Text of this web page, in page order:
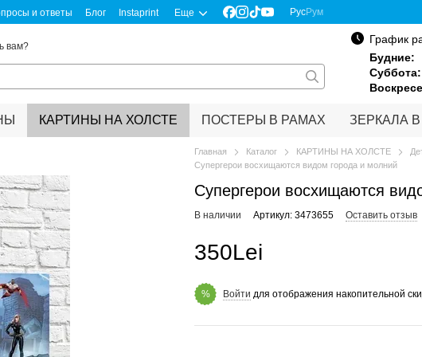
и ответы Блог Instaprint Еще РусРум
вам?
График
Будние:
Суббота:
КАРТИНЫ НА ХОЛСТЕ ПОСТЕРЫ В РАМАХ ЗЕРКАЛА
Главная Каталог КАРТИНЫ НА ХОЛСТЕ
Супергерои восхищаются видом города и молний
Супергерои восхищаются
В наличии Артикул: 3473655 Оставить отзыв
350Lei
% Войти для отображения накопительной